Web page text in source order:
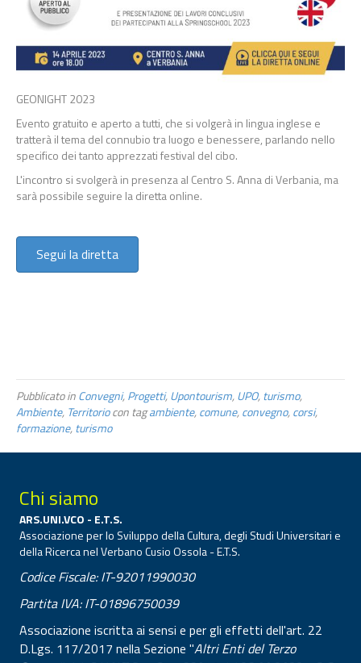
GEONIGHT 2023
Evento gratuito e aperto a tutti, che si volgerà in lingua inglese e
tratterà il tema del connubio tra luogo e benessere, parlando nello
specifico dei tanto apprezzati festival del cibo.
L'incontro si svolgerà in presenza al Centro S. Anna di Verbania, ma
sarà possibile seguire la diretta online.
Segui la diretta
Pubblicato inConvegni,Progetti,Upontourism,UPO,turismo,
Ambiente, Territoriocon tagambiente,comune,convegno,corsi,
formazione,turismo
Chi siamo
ARS.UNI.VCO - E.T.S.
Associazione per lo Sviluppo della Cultura, degli Studi Universitari e
della Ricerca nel Verbano Cusio Ossola - E.T.S.
Codice Fiscale: IT-92011990030
Partita IVA: IT-01896750039
Associazione iscritta ai sensi e per gli effetti dell'art. 22
D.Lgs. 117/2017 nella Sezione "Altri Enti del Terzo